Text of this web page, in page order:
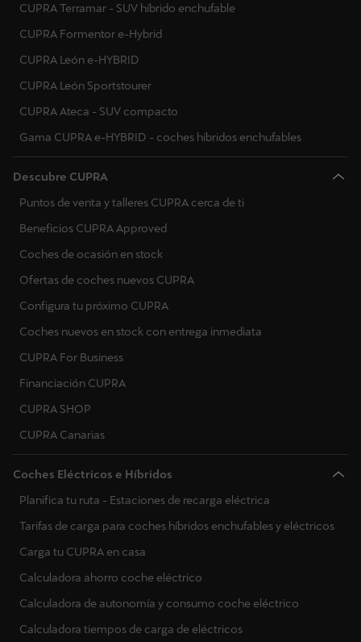
CUPRA Terramar - SUV híbrido enchufable
CUPRA Formentor e-Hybrid
CUPRA León e-HYBRID
CUPRA León Sportstourer
CUPRA Ateca - SUV compacto
Gama CUPRA e-HYBRID - coches híbridos enchufables
Descubre CUPRA
Puntos de venta y talleres CUPRA cerca de ti
Beneficios CUPRA Approved
Coches de ocasión en stock
Ofertas de coches nuevos CUPRA
Configura tu próximo CUPRA
Coches nuevos en stock con entrega inmediata
CUPRA For Business
Financiación CUPRA
CUPRA SHOP
CUPRA Canarias
Coches Eléctricos e Híbridos
Planifica tu ruta - Estaciones de recarga eléctrica
Tarifas de carga para coches híbridos enchufables y eléctricos
Carga tu CUPRA en casa
Calculadora ahorro coche eléctrico
Calculadora de autonomía y consumo coche eléctrico
Calculadora tiempos de carga de eléctricos